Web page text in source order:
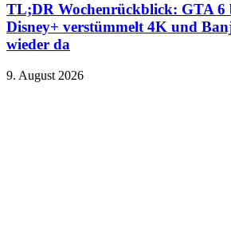
TL;DR Wochenrückblick: GTA 6
Disney+ verstümmelt 4K und
wieder da
9. August 2026